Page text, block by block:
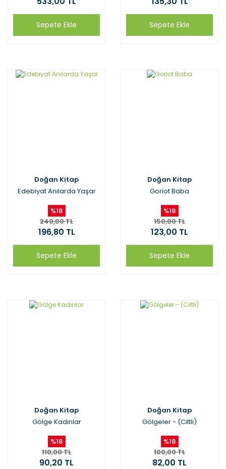
Sepete Ekle Sepete Ekle
Doğan Kitap
Edebiyat Anılarda Yaşar
%18
240,00 TL
196,80 TL
Sepete Ekle
Doğan Kitap
Goriot Baba
%18
150,00 TL
123,00 TL
Sepete Ekle
Doğan Kitap
Gölge Kadınlar
%18
110,00 TL
90,20 TL
Doğan Kitap
Gölgeler - (Ciltli)
%18
100,00 TL
82,00 TL